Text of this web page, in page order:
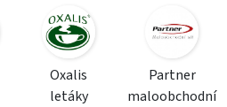
Oxalis
letáky
Partner
maloobchodní